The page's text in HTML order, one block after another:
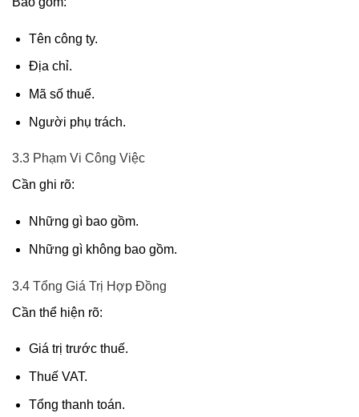
Tên công ty.
Địa chỉ.
Mã số thuế.
Người phụ trách.
3.3 Phạm Vi Công Việc
Cần ghi rõ:
Những gì bao gồm.
Những gì không bao gồm.
3.4 Tổng Giá Trị Hợp Đồng
Cần thể hiện rõ:
Giá trị trước thuế.
Thuế VAT.
Tổng thanh toán.